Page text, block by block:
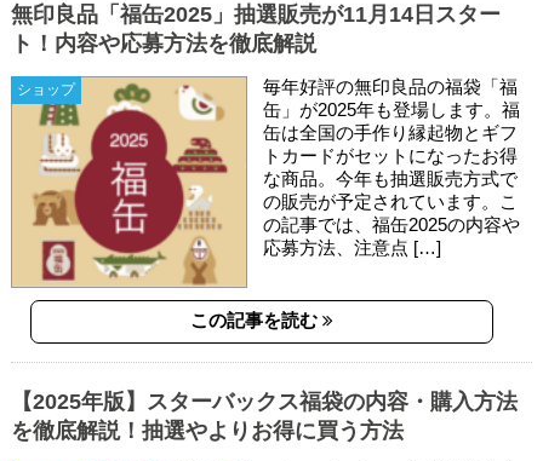
ショップ
無印良品「福缶2025」抽選販売が11月14日スター
ト！内容や応募方法を徹底解説
毎年好評の無印良品の福袋「福
缶」が2025年も登場します。福
缶は全国の手作り縁起物とギフ
トカードがセットになったお得
な商品。今年も抽選販売方式で
の販売が予定されています。こ
の記事では、福缶2025の内容や
応募方法、注意点 […]
この記事を読む
【2025年版】スターバックス福袋の内容・購入方法
を徹底解説！抽選やよりお得に買う方法